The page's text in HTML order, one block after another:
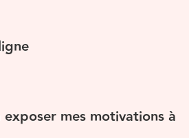
mes motivations à